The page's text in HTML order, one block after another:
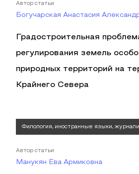
Автор статьи
Богучарская Анастасия
Градостроительная
регулирования земель
природных территорий на
Крайнего Севера
Филология, иностранные языки,
Автор статьи
Манукян Ева Армиковна